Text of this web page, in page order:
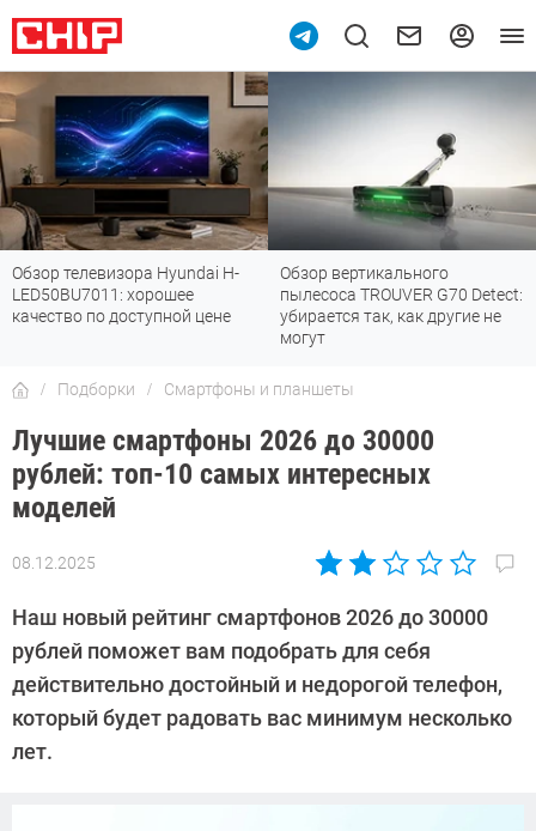
Обзор телевизора Hyundai H-
LED50BU7011: хорошее
качество по доступной цене
Обзор вертикального
пылесоса TROUVER G70 Detect:
убирается так, как другие не
могут
Подборки Смартфоны и планшеты
Лучшие смартфоны 2026 до 30000
рублей: топ-10 самых интересных
моделей
08.12.2025
Автор:
Иванов
Наш новый рейтинг смартфонов 2026 до 30000
рублей поможет вам подобрать для себя
действительно достойный и недорогой телефон,
который будет радовать вас минимум несколько
лет.